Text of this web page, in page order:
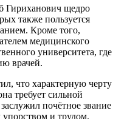
щедро
также пользуется
Кроме того,
медицинского
университета, где
врачей.
что характерную черту
требует сильной
почётное звание
и трудом.